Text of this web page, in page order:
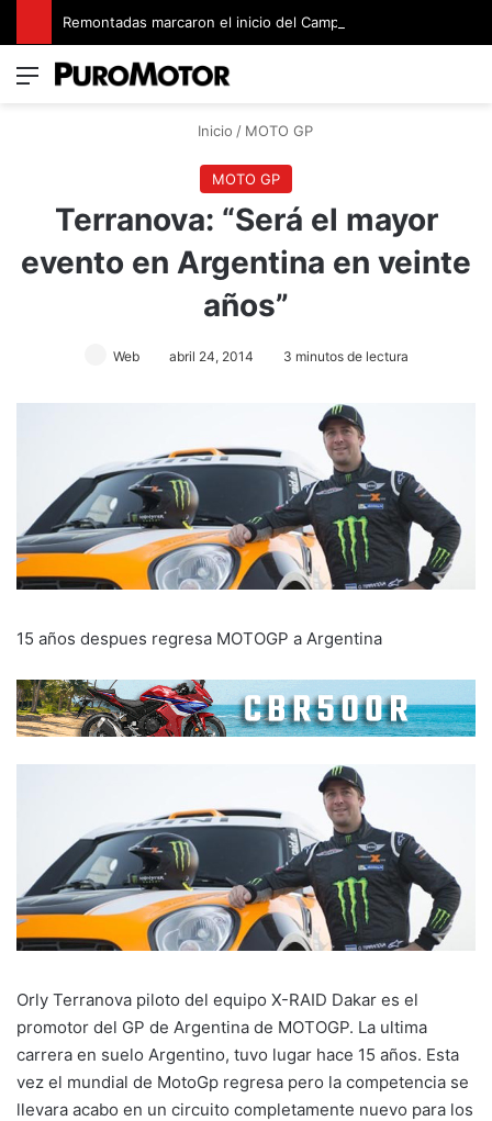
Menú
Inicio / MOTO GP
MOTO GP
Terranova: “Será el mayor
evento en Argentina en veinte
años”
Web abril 24, 2014 3 minutos de lectura
15 años despues regresa MOTOGP a Argentina
Orly Terranova piloto del equipo X-RAID Dakar es el
promotor del GP de Argentina de MOTOGP. La ultima
carrera en suelo Argentino, tuvo lugar hace 15 años. Esta
vez el mundial de MotoGp regresa pero la competencia se
llevara acabo en un circuito completamente nuevo para los